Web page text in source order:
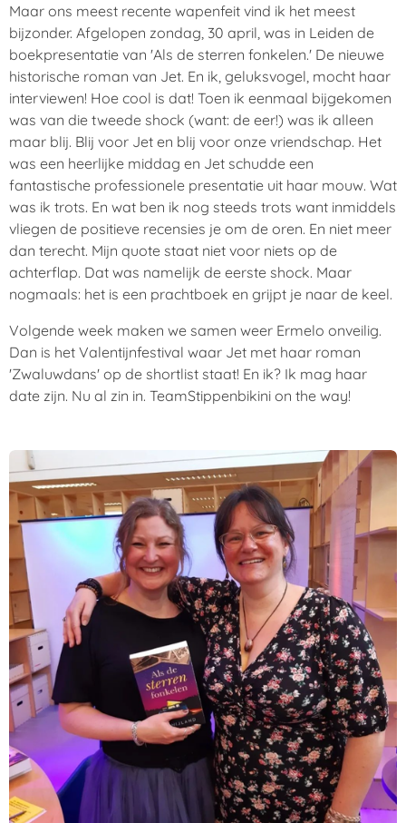
Maar ons meest recente wapenfeit vind ik het meest
bijzonder. Afgelopen zondag, 30 april, was in Leiden de
boekpresentatie van 'Als de sterren fonkelen.' De nieuwe
historische roman van Jet. En ik, geluksvogel, mocht haar
interviewen! Hoe cool is dat! Toen ik eenmaal bijgekomen
was van die tweede shock (want: de eer!) was ik alleen
maar blij. Blij voor Jet en blij voor onze vriendschap. Het
was een heerlijke middag en Jet schudde een
fantastische professionele presentatie uit haar mouw. Wat
was ik trots. En wat ben ik nog steeds trots want inmiddels
vliegen de positieve recensies je om de oren. En niet meer
dan terecht. Mijn quote staat niet voor niets op de
achterflap. Dat was namelijk de eerste shock. Maar
nogmaals: het is een prachtboek en grijpt je naar de keel.
Volgende week maken we samen weer Ermelo onveilig.
Dan is het Valentijnfestival waar Jet met haar roman
'Zwaluwdans' op de shortlist staat! En ik? Ik mag haar
date zijn. Nu al zin in. TeamStippenbikini on the way!